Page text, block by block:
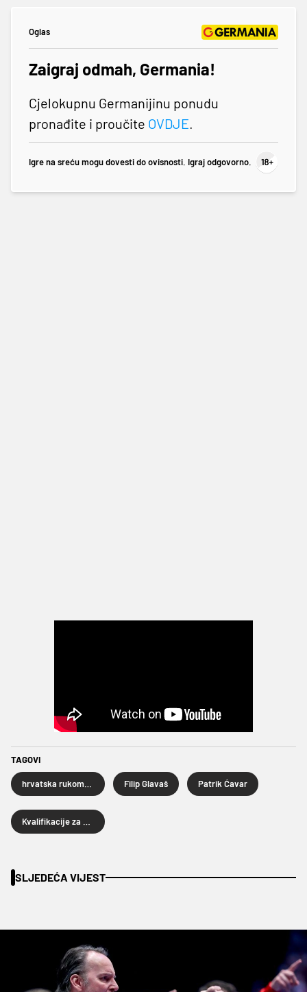
Oglas
Zaigraj odmah, Germania!
Cjelokupnu Germanijinu ponudu
pronađite i proučite OVDJE.
Igre na sreću mogu dovesti do ovisnosti. Igraj odgovorno.
TAGOVI
Filip Glavaš Patrik Ćavar
SLJEDEĆA VIJEST